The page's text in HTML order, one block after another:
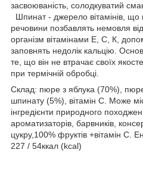
засвоюваність, солодкуватий
Шпинат - джерело вітамінів, що
речовини позбавлять немовля
організм вітамінами Е, С, К,
заповнять недолік кальцію.
те, що він не втрачає своїх
при термічній обробці.
Склад: пюре з яблука (70%),
шпинату (5%), вітамін С. Може
інгредієнти природного
ароматизаторів, барвників,
цукру,100% фруктів +вітамін С.
227 / 54ккал (kcal)